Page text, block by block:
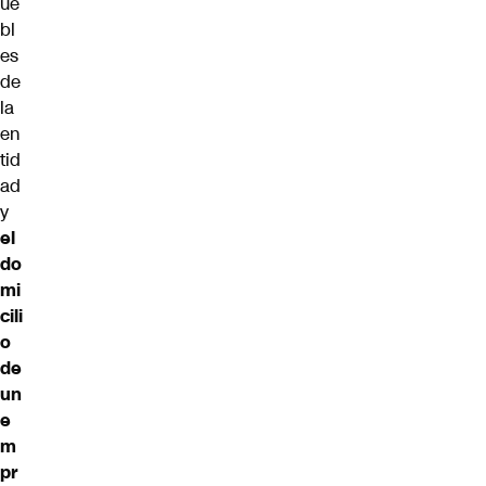
bl
es
de
la
en
tid
ad
y
el
do
mi
cili
o
de
un
e
m
pr